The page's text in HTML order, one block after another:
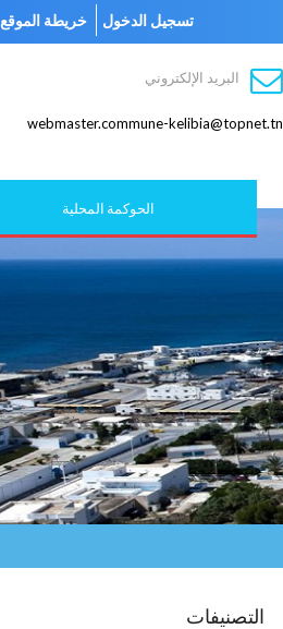
تسجيل الدخول خريطة الموقع
البريد الإلكتروني
webmaster.commune-kelibia@topnet.tn
الحوكمة المحلية
التصنيفات